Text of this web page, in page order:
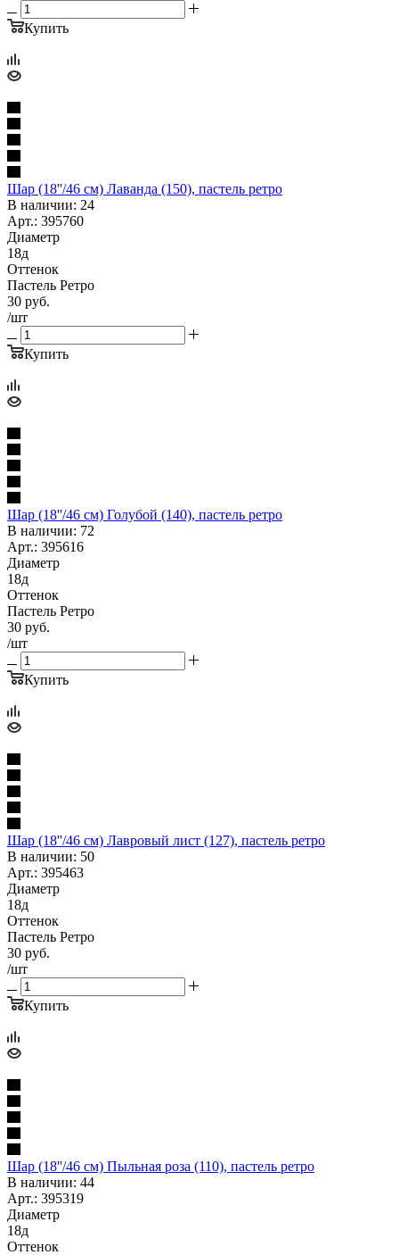
Купить
Шар (18''/46 см) Лаванда (150), пастель ретро
В наличии: 24
Арт.: 395760
Диаметр
18д
Оттенок
Пастель Ретро
30 руб.
/шт
Купить
Шар (18''/46 см) Голубой (140), пастель ретро
В наличии: 72
Арт.: 395616
Диаметр
18д
Оттенок
Пастель Ретро
30 руб.
/шт
Купить
Шар (18''/46 см) Лавровый лист (127), пастель ретро
В наличии: 50
Арт.: 395463
Диаметр
18д
Оттенок
Пастель Ретро
30 руб.
/шт
Купить
Шар (18''/46 см) Пыльная роза (110), пастель ретро
В наличии: 44
Арт.: 395319
Диаметр
18д
Оттенок